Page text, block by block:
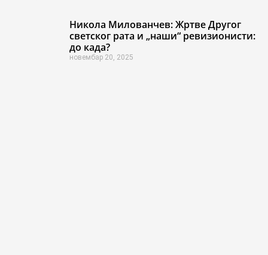
Никола Милованчев: Жртве Другог
светског рата и „наши“ ревизионисти:
до када?
новембар 20, 2025